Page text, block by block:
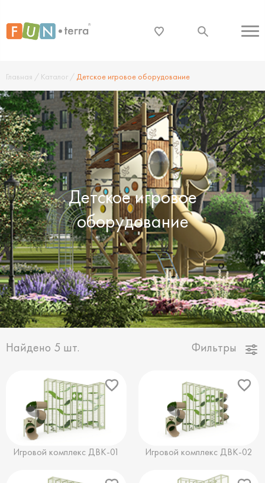
Главная / Каталог / Детское игровое оборудование
Детское игровое
оборудование
Фильтры
Найдено 5 шт.
Игровой комплекс ДВК-01 Игровой комплекс ДВК-02